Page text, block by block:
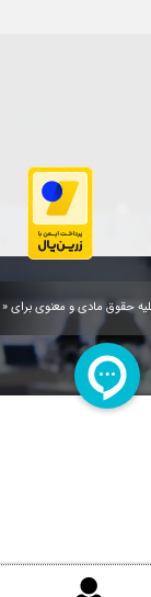
حقوق مادی و معنوی برای «